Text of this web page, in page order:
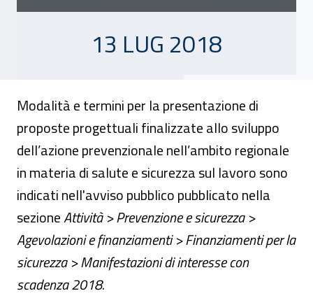
13 LUG 2018
Modalità e termini per la presentazione di
proposte progettuali finalizzate allo sviluppo
dell’azione prevenzionale nell’ambito regionale
in materia di salute e sicurezza sul lavoro sono
indicati nell'avviso pubblico pubblicato nella
sezioneAttività > Prevenzione e sicurezza >
Agevolazioni e finanziamenti > Finanziamenti per la
sicurezza > Manifestazioni di interesse con
scadenza 2018.